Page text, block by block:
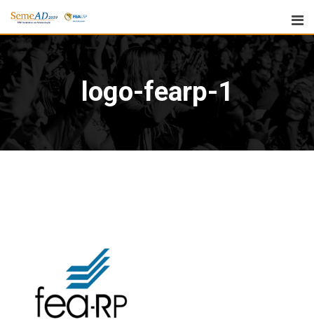
logo-fearp-1